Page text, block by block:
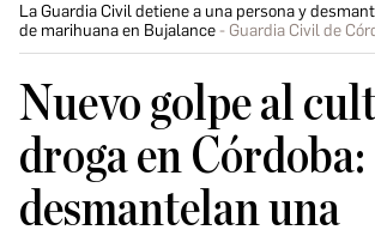
La Guardia Civil detiene a una persona y
de marihuana en Bujalance
Guardia Civil de
Nuevo golpe al
droga en Córdoba:
desmantelan una